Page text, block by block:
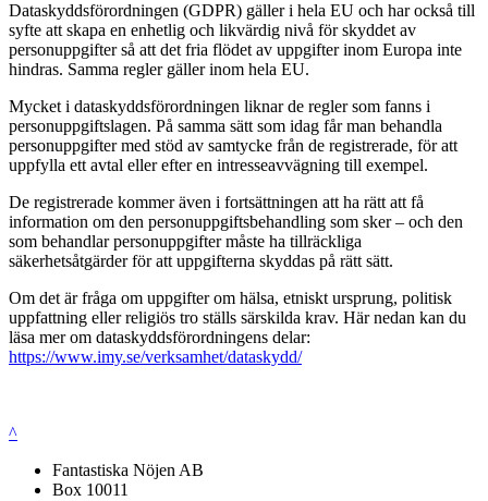
Dataskyddsförordningen (GDPR) gäller i hela EU och har också till
syfte att skapa en enhetlig och likvärdig nivå för skyddet av
personuppgifter så att det fria flödet av uppgifter inom Europa inte
hindras. Samma regler gäller inom hela EU.
Mycket i dataskyddsförordningen liknar de regler som fanns i
personuppgiftslagen. På samma sätt som idag får man behandla
personuppgifter med stöd av samtycke från de registrerade, för att
uppfylla ett avtal eller efter en intresseavvägning till exempel.
De registrerade kommer även i fortsättningen att ha rätt att få
information om den personuppgiftsbehandling som sker – och den
som behandlar personuppgifter måste ha tillräckliga
säkerhetsåtgärder för att uppgifterna skyddas på rätt sätt.
Om det är fråga om uppgifter om hälsa, etniskt ursprung, politisk
uppfattning eller religiös tro ställs särskilda krav. Här nedan kan du
läsa mer om dataskyddsförordningens delar:
https://www.imy.se/verksamhet/dataskydd/
^
Fantastiska Nöjen AB
Box 10011